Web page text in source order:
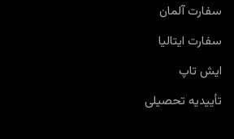
سفارت آلمان
سفارت ایتالیا
ایش تاپ
تأییدیه تحصیلی